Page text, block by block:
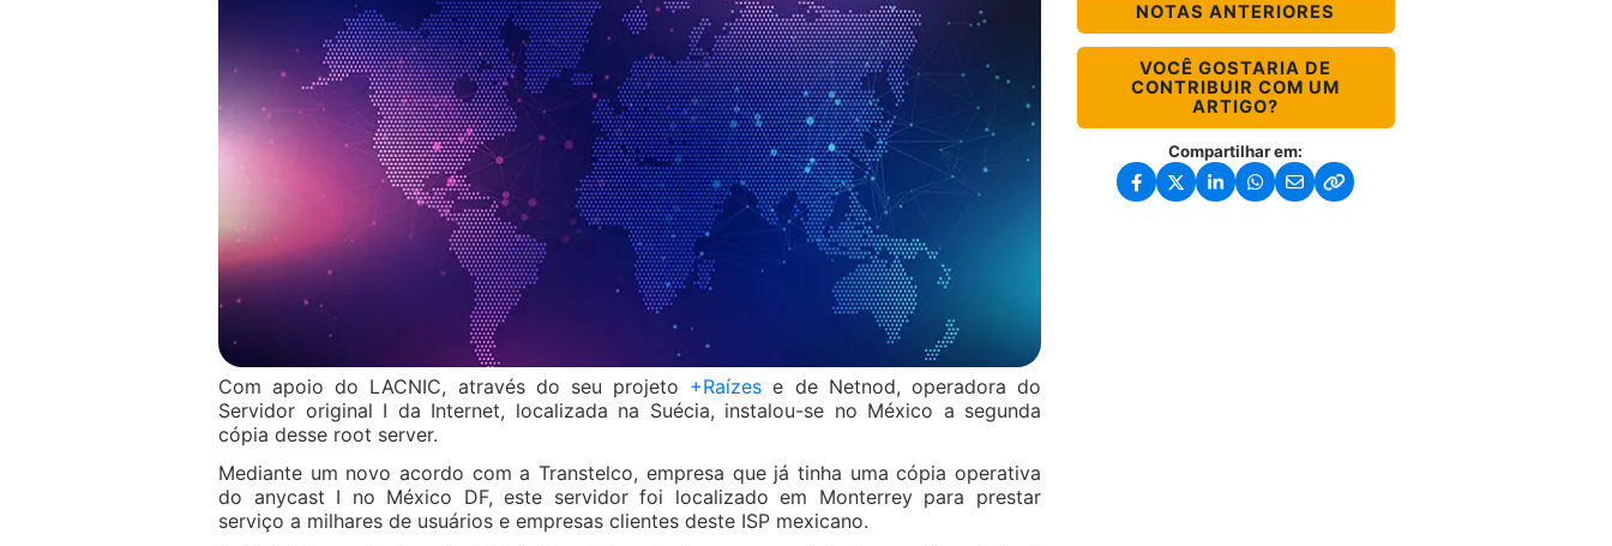
Com apoio do LACNIC, através do seu projeto +Raízes e de Netnod, operadora do
Servidor original I da Internet, localizada na Suécia, instalou-se no México a segunda
cópia desse root server.
Mediante um novo acordo com a Transtelco, empresa que já tinha uma cópia operativa
do anycast I no México DF, este servidor foi localizado em Monterrey para prestar
serviço a milhares de usuários e empresas clientes deste ISP mexicano.
NOTAS ANTERIORES
VOCÊ GOSTARIA DE
CONTRIBUIR COM UM
ARTIGO?
Compartilhar em: